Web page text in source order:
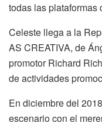
todas las plataformas
Celeste llega a la
AS CREATIVA, de
promotor Richard
de actividades
En diciembre del
escenario con el